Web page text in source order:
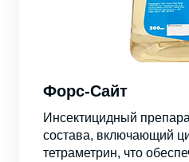
Форс-Сайт
Инсектицидный
состава, включающий
тетраметрин, что